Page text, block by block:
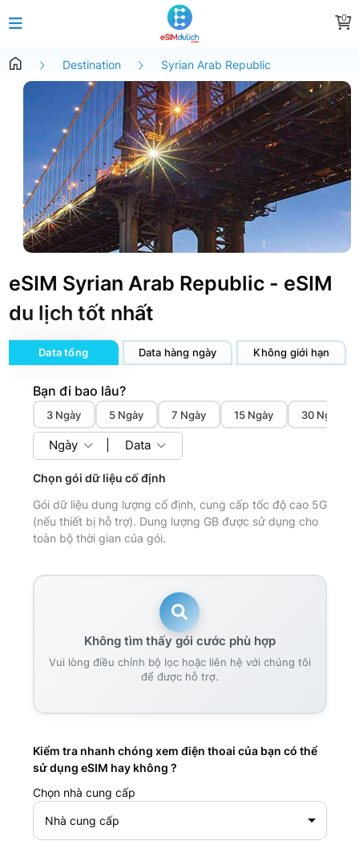
0
Destination Syrian Arab Republic
eSIM Syrian Arab Republic - eSIM
du lịch tốt nhất
Data tổng Data hàng ngày Không giới hạn
Bạn đi bao lâu?
3 Ngày 5 Ngày 7 Ngày 15 Ngày 30 Ngày
Ngày Data
Chọn gói dữ liệu cố định
Gói dữ liệu dung lượng cố định, cung cấp tốc độ cao 5G
(nếu thiết bị hỗ trợ). Dung lượng GB được sử dụng cho
toàn bộ thời gian của gói.
Không tìm thấy gói cước phù hợp
Vui lòng điều chỉnh bộ lọc hoặc liên hệ với chúng tôi
để được hỗ trợ.
Kiểm tra nhanh chóng xem điện thoai của bạn có thể
sử dụng eSIM hay không ?
Chọn nhà cung cấp
Nhà cung cấp